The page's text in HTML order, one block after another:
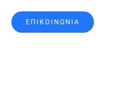
ΕΠΙΚΟΙΝΩΝΙΑ